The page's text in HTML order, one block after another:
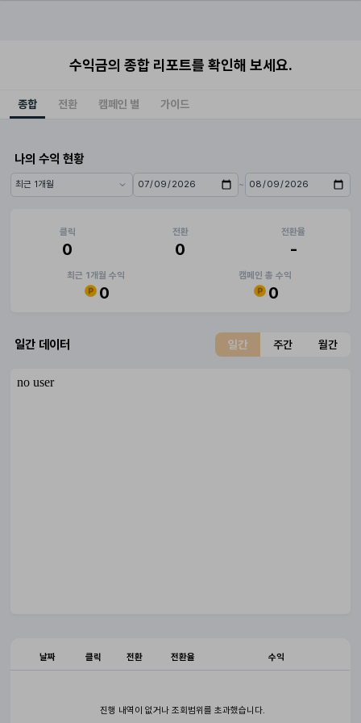
수익금의 종합 리포트를 확인해 보세요.
종합 전환 캠페인 별 가이드
나의 수익 현황
기간 프리셋 시작일 ~
종료일
클릭
0
전환
0
전환율
-
최근 1개월 수익
0
캠페인 총 수익
0
일간 데이터 일간 주간 월간
날짜 클릭 전환 전환율 수익
진행 내역이 없거나 조회범위를 초과했습니다.